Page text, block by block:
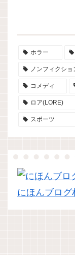
ホラー
ノンフィクショ
コメディ
ロア(LORE)
スポーツ
にほんブログ